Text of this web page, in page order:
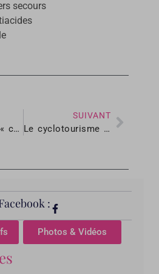
secours
Interview d’un « cyclo-bloggeur »
SUIVANT
Le cyclotourisme tout-terrain
:
Photos & Vidéos